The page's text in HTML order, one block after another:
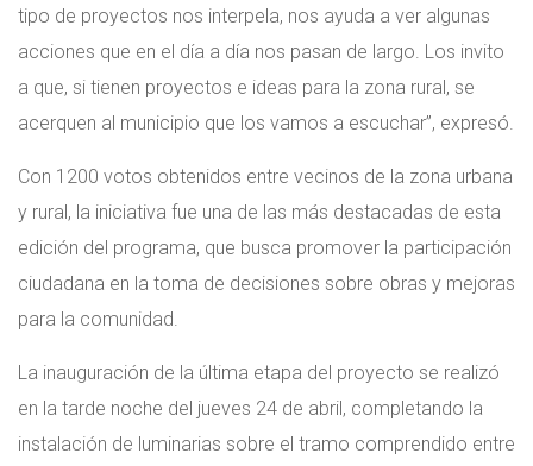
tipo de proyectos nos interpela, nos ayuda a ver algunas
acciones que en el día a día nos pasan de largo. Los invito
a que, si tienen proyectos e ideas para la zona rural, se
acerquen al municipio que los vamos a escuchar”, expresó.
Con 1200 votos obtenidos entre vecinos de la zona urbana
y rural, la iniciativa fue una de las más destacadas de esta
edición del programa, que busca promover la participación
ciudadana en la toma de decisiones sobre obras y mejoras
para la comunidad.
La inauguración de la última etapa del proyecto se realizó
en la tarde noche del jueves 24 de abril, completando la
instalación de luminarias sobre el tramo comprendido entre